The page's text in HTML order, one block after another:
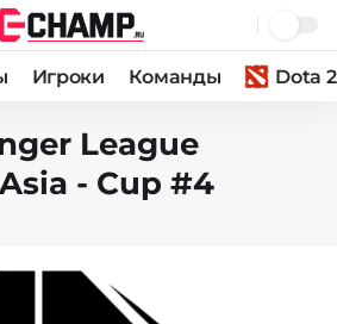
Игроки Команды Dota 2
League
- Cup #4